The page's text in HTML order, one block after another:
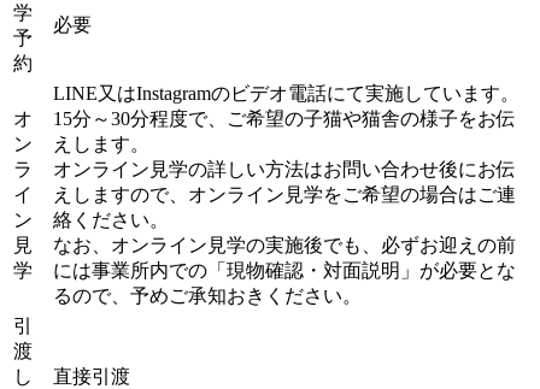
学
予
約
必要
オ
ン
ラ
イ
ン
見
学
LINE又はInstagramのビデオ電話にて実施しています。
15分～30分程度で、ご希望の子猫や猫舎の様子をお伝
えします。
オンライン見学の詳しい方法はお問い合わせ後にお伝
えしますので、オンライン見学をご希望の場合はご連
絡ください。
なお、オンライン見学の実施後でも、必ずお迎えの前
には事業所内での「現物確認・対面説明」が必要とな
るので、予めご承知おきください。
引
渡
し
直接引渡